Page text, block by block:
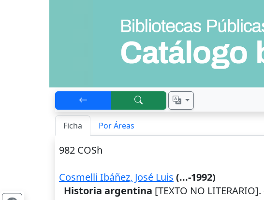
Ficha Por Áreas
982 COSh
Cosmelli Ibáñez, José Luis (...-1992)
Historia argentina [TEXTO NO